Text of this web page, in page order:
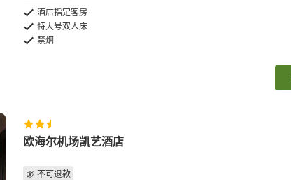
酒店指定客房
特大号双人床
禁烟
欧海尔机场凯艺酒店
不可退款